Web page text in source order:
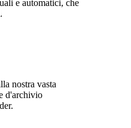
e automatici, che
nostra vasta
d'archivio